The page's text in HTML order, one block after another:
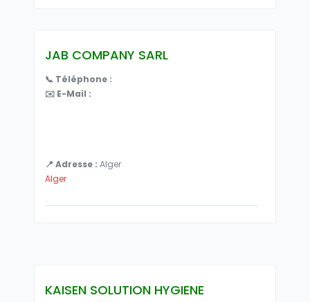
JAB COMPANY SARL
📞 Téléphone :
✉️ E-Mail :
📍 Adresse : Alger
Alger
KAISEN SOLUTION HYGIENE